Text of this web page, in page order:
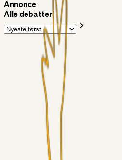
Annonce
Alle debatter
Chrisdinho88 06. aug. 2026
Horsens - Brøndby billet
Alt det andet
Chrisdinho88
05. aug. 2026
Bange anelser
GulBlaaPuls
Kommer Jobbe hjem?
Masterclass